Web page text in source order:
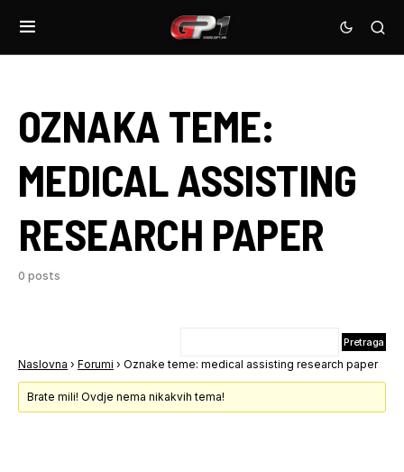
OZNAKA TEME:
MEDICAL ASSISTING
RESEARCH PAPER
0 posts
Naslovna › Forumi › Oznake teme: medical assisting research paper
Brate mili! Ovdje nema nikakvih tema!